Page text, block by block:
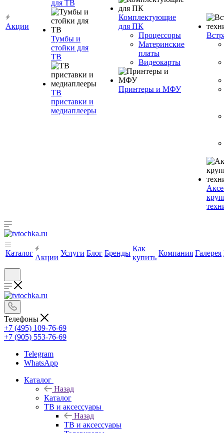
Акции
для ТВ
Тумбы и
стойки для
ТВ
ТВ
приставки и
медиаплееры
Комплектующие
для ПК
Процессоры
Материнские
платы
Видеокарты
Принтеры и МФУ
Каталог
Акции
Услуги Блог Бренды
Как
купить
Компания Галерея
Телефоны
+7 (495) 109-76-69
+7 (905) 553-76-69
Telegram
WhatsApp
Каталог
Назад
Каталог
ТВ и аксессуары
Назад
ТВ и аксессуары